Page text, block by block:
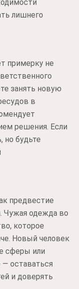
лишнего
примерку не
занять новую
в
решения. Если
но будьте
предвестие
Чужая одежда во
которое
Новый человек
сферы или
— оставаться
и доверять